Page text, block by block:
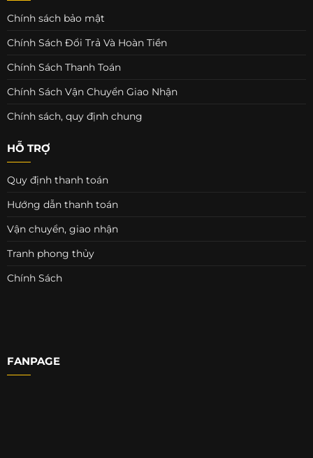
Chính sách bảo mật
Chính Sách Đổi Trả Và Hoàn Tiền
Chính Sách Thanh Toán
Chính Sách Vận Chuyển Giao Nhận
Chính sách, quy định chung
HỖ TRỢ
Quy định thanh toán
Hướng dẫn thanh toán
Vận chuyển, giao nhận
Tranh phong thủy
Chính Sách
FANPAGE